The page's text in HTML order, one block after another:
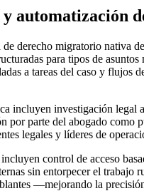
automatización
derecho migratorio nativa
para tipos de
a tareas del caso y flujos
incluyen investigación legal
por parte del abogado
legales y líderes de
control de acceso
sin entorpecer el
—mejorando la